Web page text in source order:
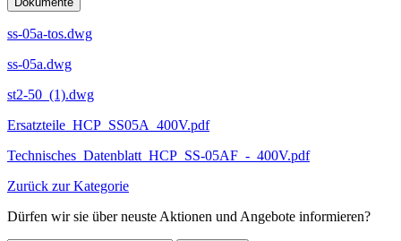
ss-05a-tos.dwg
ss-05a.dwg
st2-50_(1).dwg
Ersatzteile_HCP_SS05A_400V.pdf
Technisches_Datenblatt_HCP_SS-05AF_-_400V.pdf
Zurück zur Kategorie
Dürfen wir sie über neuste Aktionen und Angebote informieren?